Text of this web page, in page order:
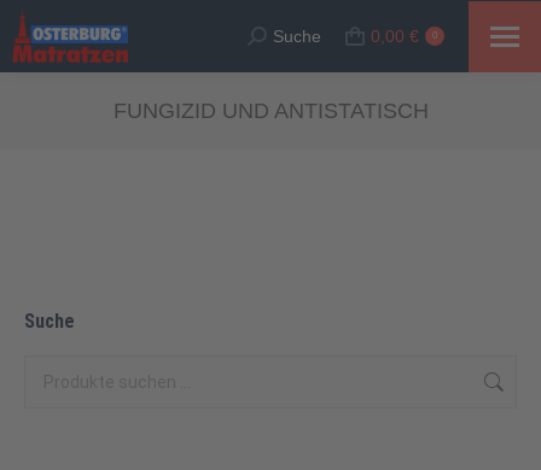
Suche:
Suche 0,00 € 0
FUNGIZID UND ANTISTATISCH
Suche